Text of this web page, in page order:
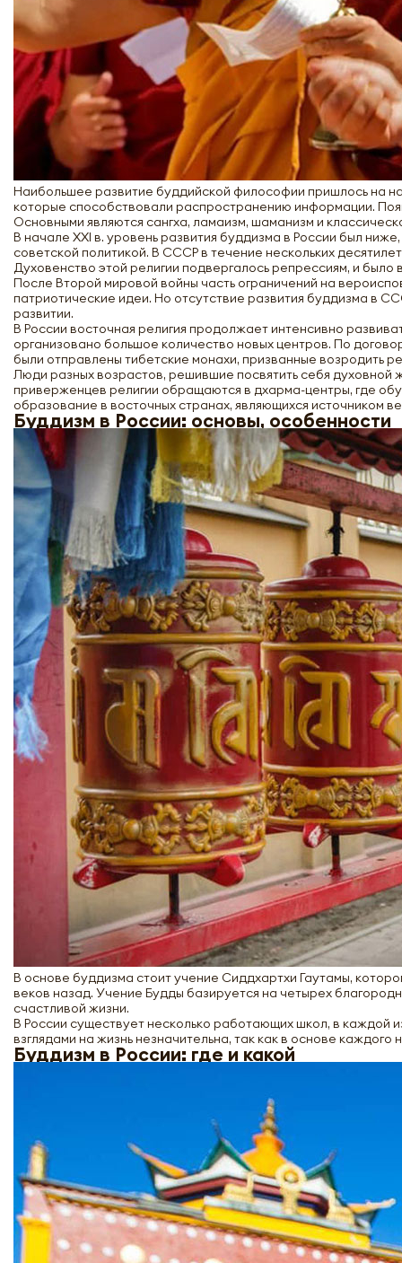
Наибольшее развитие буддийской философии пришлось на
которые способствовали распространению информации.
Основными являются сангха, ламаизм, шаманизм и
В начале XXI в. уровень развития буддизма в России был
советской политикой. В СССР в течение нескольких
Духовенство этой религии подвергалось репрессиям, и
После Второй мировой войны часть ограничений на
патриотические идеи. Но отсутствие развития буддизма в
развитии.
В России восточная религия продолжает интенсивно
организовано большое количество новых центров. По
были отправлены тибетские монахи, призванные возродить
Люди разных возрастов, решившие посвятить себя духовной
приверженцев религии обращаются в дхарма-центры, где
образование в восточных странах, являющихся источником
Буддизм в России: основы, особенности
В основе буддизма стоит учение Сиддхартхи Гаутамы,
веков назад. Учение Будды базируется на четырех
счастливой жизни.
В России существует несколько работающих школ, в
взглядами на жизнь незначительна, так как в основе
Буддизм в России: где и какой